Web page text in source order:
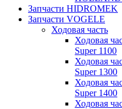
Запчасти HIDROMEK
Запчасти VOGELE
Ходовая часть
Ходовая
Super 1100
Ходовая
Super 1300
Ходовая
Super 1400
Ходовая